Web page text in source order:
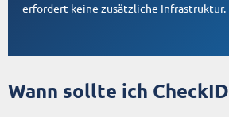
erfordert keine zusätzliche Infrastruktur.
Wann sollte ich